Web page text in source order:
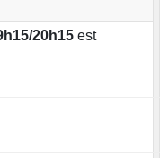
20h15 est